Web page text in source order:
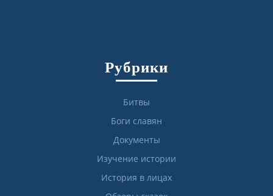
Рубрики
Битвы
Боги славян
Документы
Изучение истории
История в лицах